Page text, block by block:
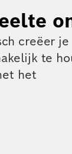
creëer je
te
het